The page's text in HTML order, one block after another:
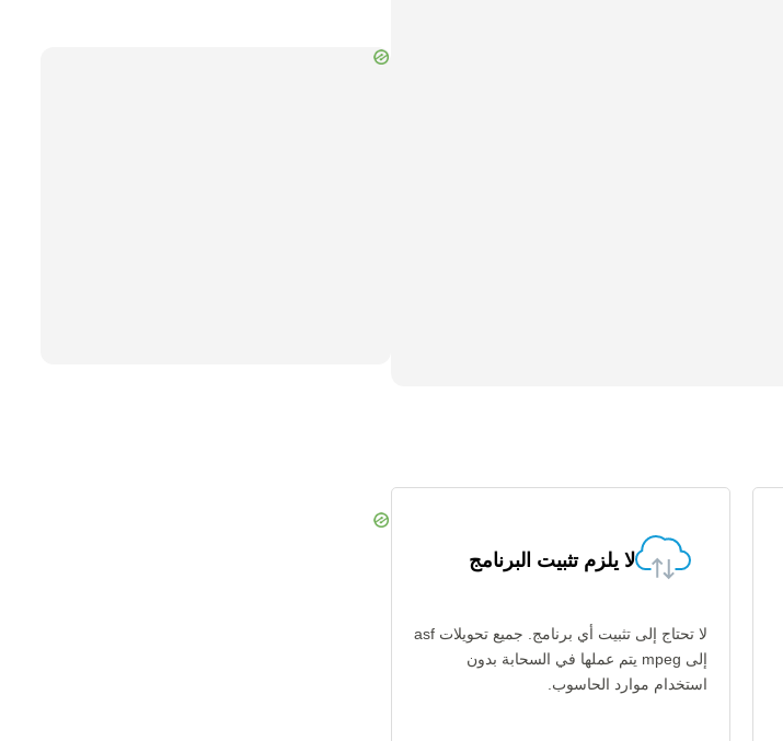
لا يلزم تثبيت البرنامج
لا تحتاج إلى تثبيت أي برنامج. جميع تحويلات asf
إلى mpeg يتم عملها في السحابة بدون
استخدام موارد الحاسوب.